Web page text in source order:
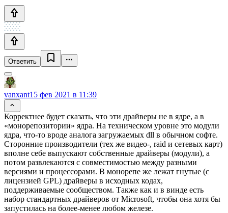
Ответить
vanxant15 фев 2021 в 11:39
Корректнее будет сказать, что эти драйверы не в ядре, а в
«монорепозитории» ядра. На техническом уровне это модули
ядра, что-то вроде аналога загружаемых dll в обычном софте.
Сторонние производители (тех же видео-, raid и сетевых карт)
вполне себе выпускают собственные драйверы (модули), а
потом развлекаются с совместимостью между разными
версиями и процессорами. В монорепе же лежат гнутые (с
лицензией GPL) драйверы в исходных кодах,
поддерживаемые сообществом. Также как и в винде есть
набор стандартных драйверов от Microsoft, чтобы она хотя бы
запустилась на более-менее любом железе.